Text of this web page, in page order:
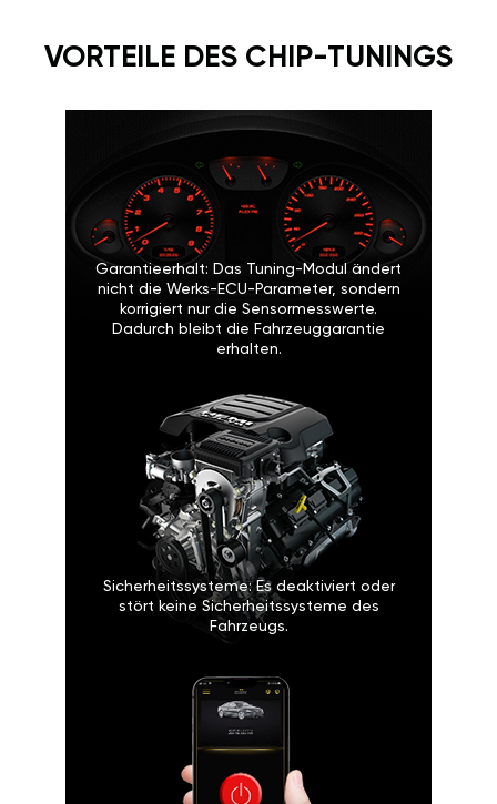
VORTEILE DES CHIP-TUNINGS
Garantieerhalt: Das Tuning-Modul ändert
nicht die Werks-ECU-Parameter, sondern
korrigiert nur die Sensormesswerte.
Dadurch bleibt die Fahrzeuggarantie
erhalten.
Sicherheitssysteme: Es deaktiviert oder
stört keine Sicherheitssysteme des
Fahrzeugs.